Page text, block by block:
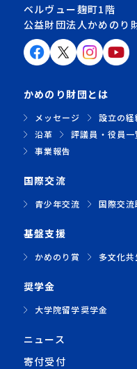
ベルヴュー麹町1階
公益財団法人かめのり
かめのり財団とは
メッセージ 設立の経
沿革
評議員・役員一
事業報告
国際交流
青少年交流 国際交
基盤支援
かめのり賞 多文化
奨学金
大学院留学奨学金
ニュース
寄付受付